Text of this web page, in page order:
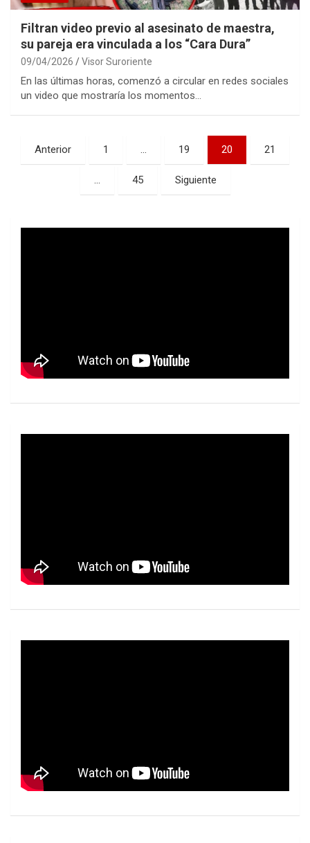
Filtran video previo al asesinato de maestra,
su pareja era vinculada a los “Cara Dura”
09/04/2026 Visor Suroriente
En las últimas horas, comenzó a circular en redes sociales
un video que mostraría los momentos…
Paginación
de
Anterior 1 19 20 21
45 Siguiente